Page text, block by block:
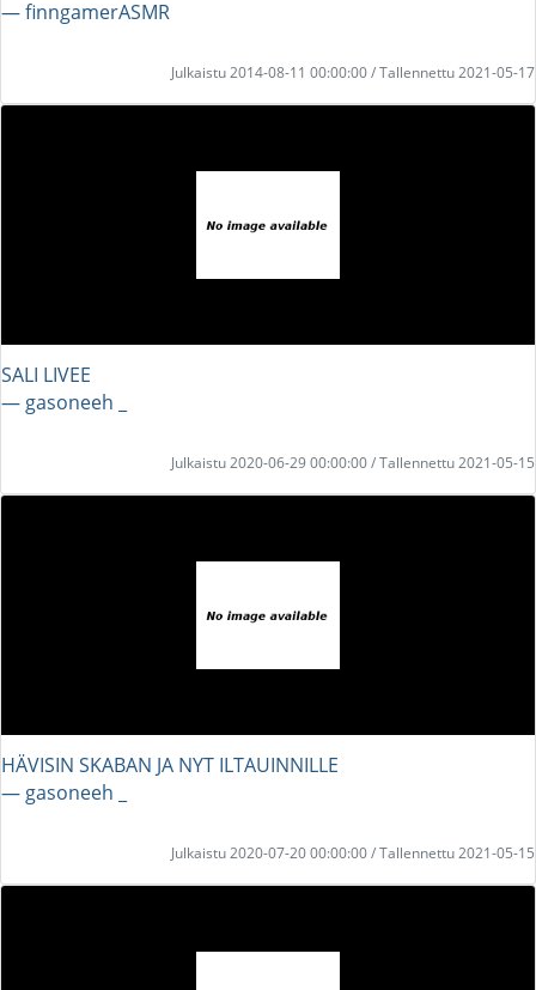
― finngamerASMR
Julkaistu 2014-08-11 00:00:00 / Tallennettu 2021-05-17
SALI LIVEE
― gasoneeh _
Julkaistu 2020-06-29 00:00:00 / Tallennettu 2021-05-15
HÄVISIN SKABAN JA NYT ILTAUINNILLE
― gasoneeh _
Julkaistu 2020-07-20 00:00:00 / Tallennettu 2021-05-15